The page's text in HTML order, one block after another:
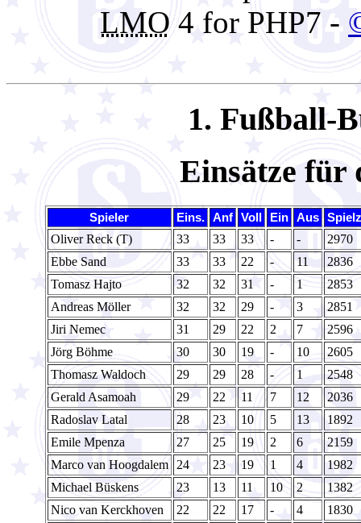
LMO 4 for PHP7 -
1. Fußball-
Einsätze für
Spieler Eins. Anf Voll Ein Aus
Oliver Reck (T) 33 33 33 - -
2970
Ebbe Sand
33 33 22 - 11
2836
Tomasz Hajto
32 32 31 - 1
2853
Andreas Möller
32 32 29 - 3
2851
Jiri Nemec
31 29 22 2 7
2596
Jörg Böhme
30 30 19 - 10
2605
Thomasz Waldoch
29 29 28 - 1
2548
Gerald Asamoah
29 22 11 7 12
2036
Radoslav Latal
28 23 10 5 13
1892
Emile Mpenza
27 25 19 2 6
2159
Marco van Hoogdalem
24 23 19 1 4
1982
Michael Büskens
23 13 11 10 2
1382
Nico van Kerckhoven
22 22 17 - 4
1830